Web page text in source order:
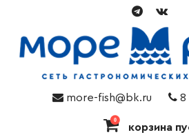
more-fish@bk.ru 8
0
корзина